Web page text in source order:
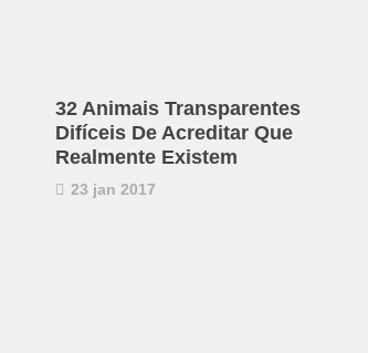
32 Animais Transparentes
Difíceis De Acreditar Que
Realmente Existem
23 jan 2017